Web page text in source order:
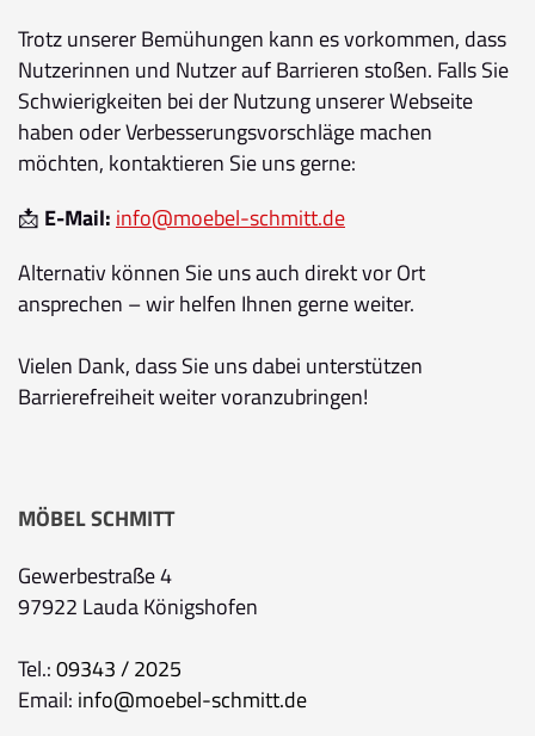
Trotz unserer Bemühungen kann es vorkommen, dass
Nutzerinnen und Nutzer auf Barrieren stoßen. Falls Sie
Schwierigkeiten bei der Nutzung unserer Webseite
haben oder Verbesserungsvorschläge machen
möchten, kontaktieren Sie uns gerne:
📩 E-Mail: info@moebel-schmitt.de
Alternativ können Sie uns auch direkt vor Ort
ansprechen – wir helfen Ihnen gerne weiter.
Vielen Dank, dass Sie uns dabei unterstützen
Barrierefreiheit weiter voranzubringen!
MÖBEL SCHMITT
Gewerbestraße 4
97922 Lauda Königshofen
Tel.:09343 / 2025
Email: info@moebel-schmitt.de